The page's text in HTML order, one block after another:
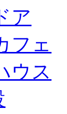
ア
フェ
ウス